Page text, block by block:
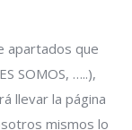
apartados que
SOMOS, …..),
llevar la página
mismos lo